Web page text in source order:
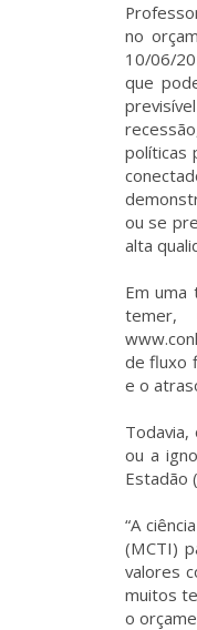
no
10/06/
que
políticas
ou se
alta
Em uma
temer,
de fluxo
e o
ou a
Estadão
“A
(MCTI)
valores
muitos
o